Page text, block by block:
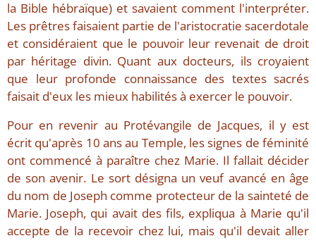
la Bible hébraïque) et savaient comment l'interpréter.
Les prêtres faisaient partie de l'aristocratie sacerdotale
et considéraient que le pouvoir leur revenait de droit
par héritage divin. Quant aux docteurs, ils croyaient
que leur profonde connaissance des textes sacrés
faisait d'eux les mieux habilités à exercer le pouvoir.
Pour en revenir au Protévangile de Jacques, il y est
écrit qu'après 10 ans au Temple, les signes de féminité
ont commencé à paraître chez Marie. Il fallait décider
de son avenir. Le sort désigna un veuf avancé en âge
du nom de Joseph comme protecteur de la sainteté de
Marie. Joseph, qui avait des fils, expliqua à Marie qu'il
accepte de la recevoir chez lui, mais qu'il devait aller